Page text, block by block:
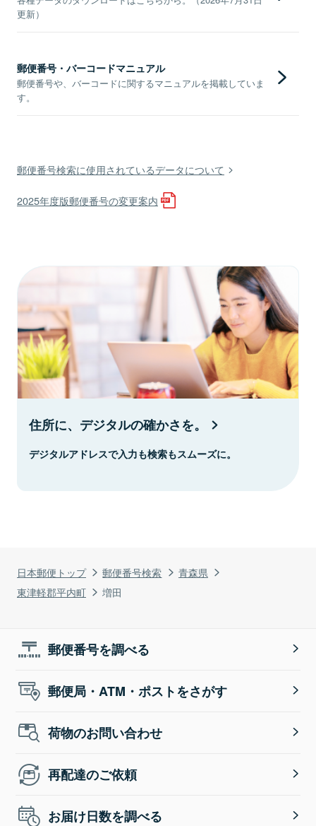
日本郵便トップ 郵便番号検索
青森県
東津軽郡平内町
増田
更新）
郵便番号・バーコードマニュアル
郵便番号や、バーコードに関するマニュアルを掲載していま
す。
郵便番号検索に使用されているデータについて
2025年度版郵便番号の変更案内
住所に、デジタルの確かさを。
デジタルアドレスで入力も検索もスムーズに。
郵便番号を調べる
郵便局・ATM・ポストをさがす
荷物のお問い合わせ
再配達のご依頼
お届け日数を調べる